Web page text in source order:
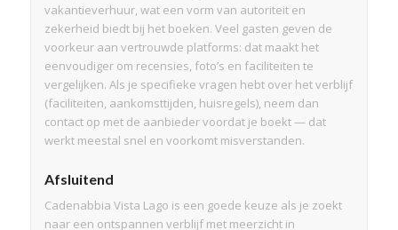
vakantieverhuur, wat een vorm van autoriteit en
zekerheid biedt bij het boeken. Veel gasten geven de
voorkeur aan vertrouwde platforms: dat maakt het
eenvoudiger om recensies, foto’s en faciliteiten te
vergelijken. Als je specifieke vragen hebt over het verblijf
(faciliteiten, aankomsttijden, huisregels), neem dan
contact op met de aanbieder voordat je boekt — dat
werkt meestal snel en voorkomt misverstanden.
Afsluitend
Cadenabbia Vista Lago is een goede keuze als je zoekt
naar een ontspannen verblijf met meerzicht in